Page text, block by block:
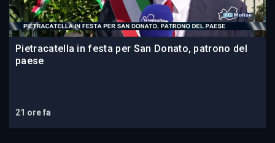
Pietracatella in festa per San Donato, patrono del
paese
21 ore fa